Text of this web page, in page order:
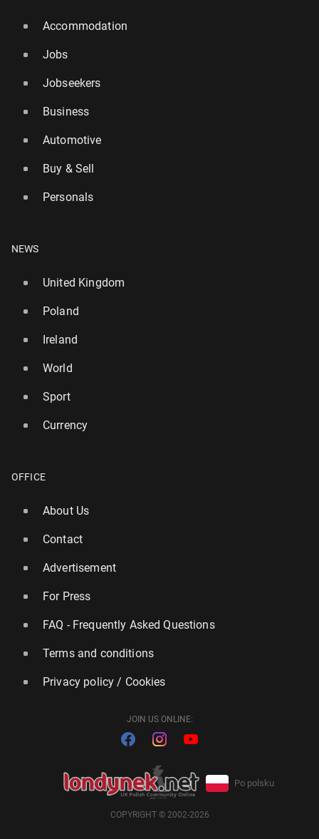
Accommodation
Jobs
Jobseekers
Business
Automotive
Buy & Sell
Personals
NEWS
United Kingdom
Poland
Ireland
World
Sport
Currency
OFFICE
About Us
Contact
Advertisement
For Press
FAQ - Frequently Asked Questions
Terms and conditions
Privacy policy / Cookies
JOIN US ONLINE:
Po polsku
COPYRIGHT © 2002-2026